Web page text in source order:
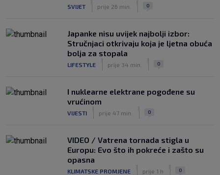
SVIJET prije 26 min. 0
Japanke nisu uvijek najbolji izbor:
Stručnjaci otkrivaju koja je ljetna obuća
bolja za stopala
LIFESTYLE prije 34 min. 0
I nuklearne elektrane pogođene su
vrućinom
VIJESTI prije 47 min. 0
VIDEO / Vatrena tornada stigla u
Europu: Evo što ih pokreće i zašto su
opasna
KLIMATSKE PROMJENE prije 1 h 0